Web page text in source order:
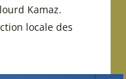
Kamaz.
locale des